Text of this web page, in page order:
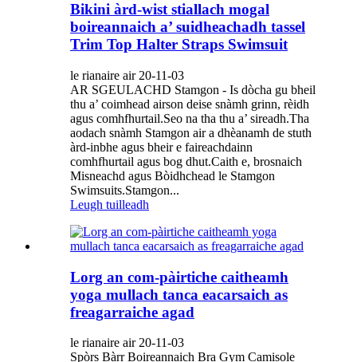
Bikini àrd-wist stiallach mogal
boireannaich a’ suidheachadh tassel
Trim Top Halter Straps Swimsuit
le rianaire air 20-11-03
AR SGEULACHD Stamgon - Is dòcha gu bheil
thu a’ coimhead airson deise snàmh grinn, rèidh
agus comhfhurtail.Seo na tha thu a’ sireadh.Tha
aodach snàmh Stamgon air a dhèanamh de stuth
àrd-inbhe agus bheir e faireachdainn
comhfhurtail agus bog dhut.Caith e, brosnaich
Misneachd agus Bòidhchead le Stamgon
Swimsuits.Stamgon...
Leugh tuilleadh
Lorg an com-pàirtiche caitheamh
yoga mullach tanca eacarsaich as
freagarraiche agad
le rianaire air 20-11-03
Spòrs Bàrr Boireannaich Bra Gym Camisole